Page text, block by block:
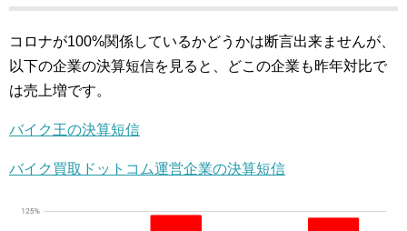
コロナが100%関係しているかどうかは断言出来ませんが、
以下の企業の決算短信を見ると、どこの企業も昨年対比で
は売上増です。
バイク王の決算短信
バイク買取ドットコム運営企業の決算短信